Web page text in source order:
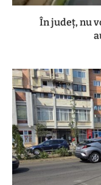
În județ, nu